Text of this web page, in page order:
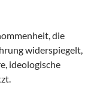
die
widerspiegelt,
ideologische